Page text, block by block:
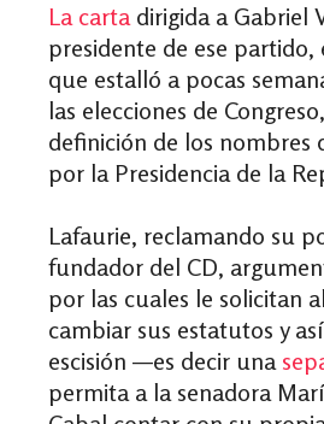
La cartadirigida a Gabriel
presidente de ese partido,
que estalló a pocas
las elecciones de
definición de los nombres
por la Presidencia de la
Lafaurie, reclamando su
fundador del CD,
por las cuales le solicitan
cambiar sus estatutos y
escisión —es decir una
permita a la senadora